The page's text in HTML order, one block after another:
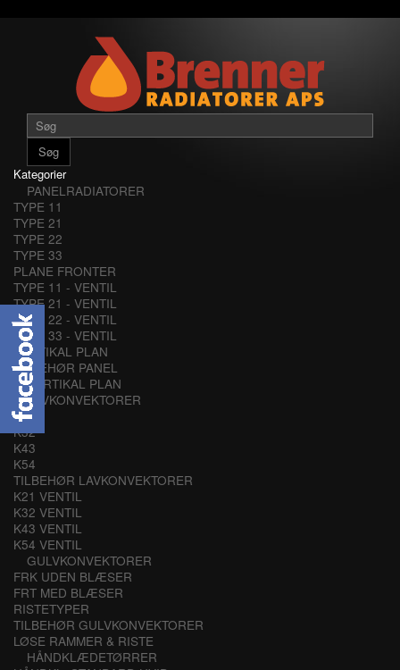
Søg
Kategorier
PANELRADIATORER
TYPE 11
TYPE 21
TYPE 22
TYPE 33
PLANE FRONTER
TYPE 11 - VENTIL
TYPE 21 - VENTIL
TYPE 22 - VENTIL
TYPE 33 - VENTIL
VERTIKAL PLAN
TILBEHØR PANEL
VERTIKAL PLAN
LAVKONVEKTORER
K21
K32
K43
K54
TILBEHØR LAVKONVEKTORER
K21 VENTIL
K32 VENTIL
K43 VENTIL
K54 VENTIL
GULVKONVEKTORER
FRK UDEN BLÆSER
FRT MED BLÆSER
RISTETYPER
TILBEHØR GULVKONVEKTORER
LØSE RAMMER & RISTE
HÅNDKLÆDETØRRER